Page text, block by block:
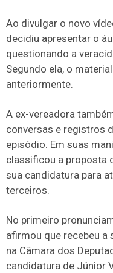
Ao divulgar o novo
decidiu apresentar o
questionando a
Segundo ela, o
anteriormente.
A ex-vereadora
conversas e registros
episódio. Em suas
classificou a proposta
sua candidatura para
terceiros.
No primeiro
afirmou que recebeu a
na Câmara dos
candidatura de Júnior